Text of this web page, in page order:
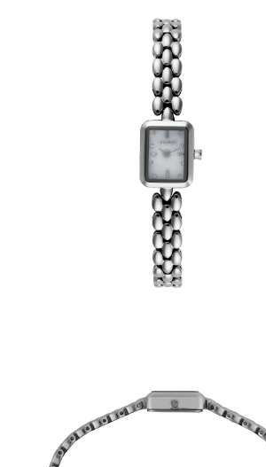
automático
relógio feminino rose